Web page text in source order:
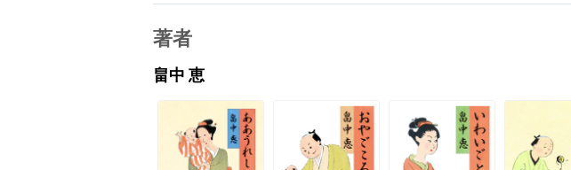
著者
畠中 恵